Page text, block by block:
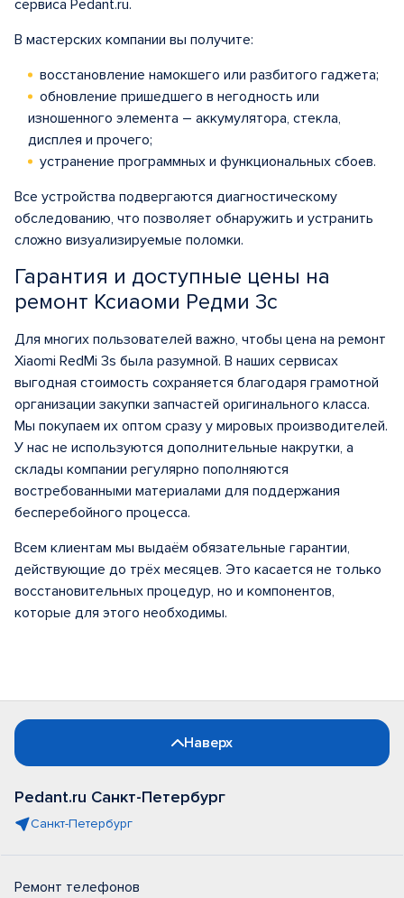
сервиса Pedant.ru.
В мастерских компании вы получите:
восстановление намокшего или разбитого гаджета;
обновление пришедшего в негодность или
изношенного элемента – аккумулятора, стекла,
дисплея и прочего;
устранение программных и функциональных сбоев.
Все устройства подвергаются диагностическому
обследованию, что позволяет обнаружить и устранить
сложно визуализируемые поломки.
Гарантия и доступные цены на
ремонт Ксиаоми Редми 3с
Для многих пользователей важно, чтобы цена на ремонт
Xiaomi RedMi 3s была разумной. В наших сервисах
выгодная стоимость сохраняется благодаря грамотной
организации закупки запчастей оригинального класса.
Мы покупаем их оптом сразу у мировых производителей.
У нас не используются дополнительные накрутки, а
склады компании регулярно пополняются
востребованными материалами для поддержания
бесперебойного процесса.
Всем клиентам мы выдаём обязательные гарантии,
действующие до трёх месяцев. Это касается не только
восстановительных процедур, но и компонентов,
которые для этого необходимы.
Наверх
Pedant.ru Санкт-Петербург
Санкт-Петербург
Ремонт телефонов